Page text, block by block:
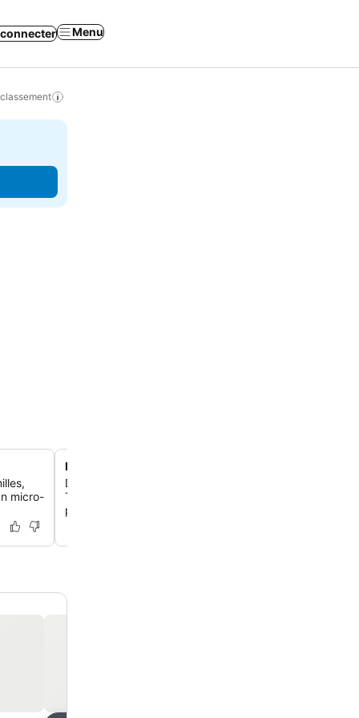
Menu
micro-
Emplacement au Griffiss Business and Technology
Découvre un emplacement pratique au sein du Griffiss
Technology Park, idéal pour les voyageurs d'affaires
proximité avec l'Air Force Research Laboratory et le